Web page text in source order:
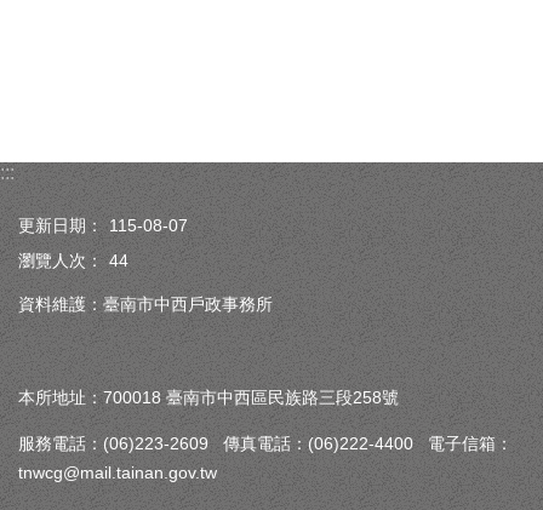
:::
更新日期：
115-08-07
瀏覽人次：
44
資料維護：臺南市中西戶政事務所
本所地址：700018 臺南市中西區民族路三段258號
服務電話：(06)223-2609 傳真電話：(06)222-4400 電子信箱：
tnwcg@mail.tainan.gov.tw